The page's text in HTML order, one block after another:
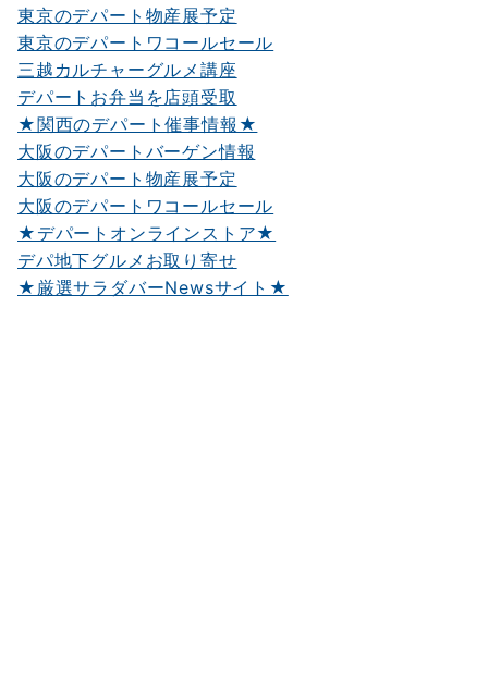
東京のデパート物産展予定
東京のデパートワコールセール
三越カルチャーグルメ講座
デパートお弁当を店頭受取
★関西のデパート催事情報★
大阪のデパートバーゲン情報
大阪のデパート物産展予定
大阪のデパートワコールセール
★デパートオンラインストア★
デパ地下グルメお取り寄せ
★厳選サラダバーNewsサイト★